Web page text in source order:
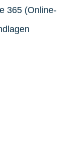
365 (Online-